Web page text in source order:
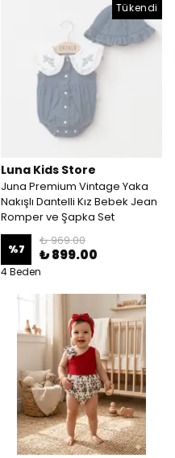
Tükendi
Luna Kids Store
Juna Premium Vintage Yaka
Nakışlı Dantelli Kız Bebek Jean
Romper ve Şapka Set
%7
₺ 969.00
₺ 899.00
4 Beden